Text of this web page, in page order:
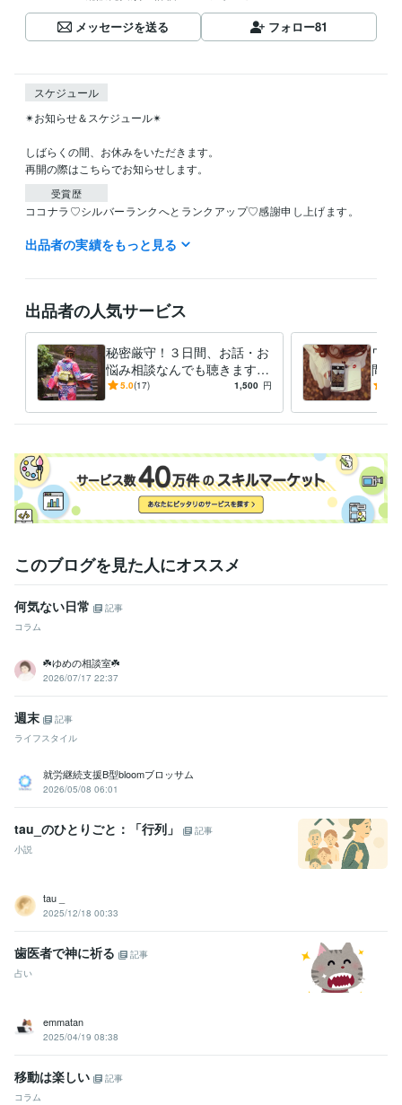
メッセージを送る フォロー81
スケジュール
✴︎お知らせ＆スケジュール✴︎
しばらくの間、お休みをいただきます。
受賞歴
ココナラ♡シルバーランクへとランクアップ♡感謝申し上げます。
得意分野
悩み相談 愚痴聞き 医療 健康 恋愛 仕事 メンタル
夫婦関係
出品者の実績をもっと見る
出品者の人気サービス
秘密厳守！３日間、お話・お
悩み相談なんでも聴きます
♡看護師・１児のママが、あ
ます♡
5.0(17) 1,500 円
ワン
間お
秘
ま
このブログを見た人にオススメ
何気ない日常
記事
コラム
☘️ゆめの相談室☘️
2026/07/17 22:37
週末
記事
ライフスタイル
就労継続支援B型bloomブロッサム
2026/05/08 06:01
tau_のひとりごと：「行列」
記事
小説
tau _
2025/12/18 00:33
歯医者で神に祈る
記事
占い
emmatan
2025/04/19 08:38
移動は楽しい
記事
コラム